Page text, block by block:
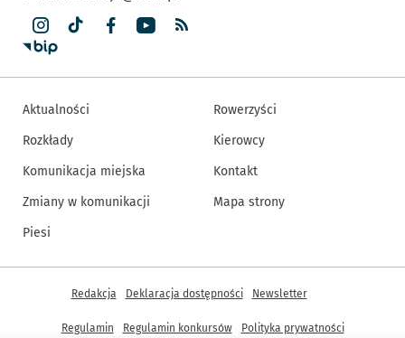
Aktualności
Rozkłady
Komunikacja miejska
Zmiany w komunikacji
Piesi
Rowerzyści
Kierowcy
Kontakt
Mapa strony
Inne informacje
Redakcja Deklaracja dostępności Newsletter
Regulamin Regulamin konkursów Polityka prywatności